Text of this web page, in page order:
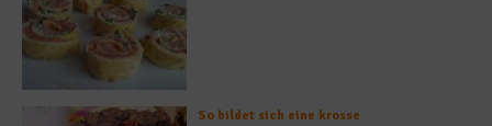
So bildet sich eine krosse